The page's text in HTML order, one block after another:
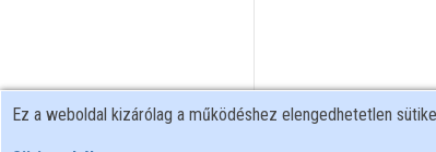
Ez a weboldal kizárólag a működéshez elengedhetetlen